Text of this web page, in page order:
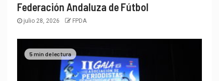
Federación Andaluza de Fútbol
julio 28, 2026 FPDA
5 min de lectura